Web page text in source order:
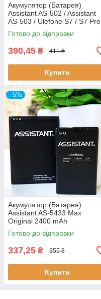
Акумулятор (Батарея)
Assistant AS-502 / Assistant
AS-503 / Ulefone S7 / S7 Pro
original 2500mAh
Готово до відправки
390,45 ₴ 411 ₴
Купити
–5%
Акумулятор (Батарея)
Assistant AS-5433 Max
Original 2400 mAh
Готово до відправки
337,25 ₴ 355 ₴
Купити